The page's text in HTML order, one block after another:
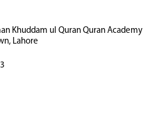
Khuddam ul Quran Quran Academy
Lahore